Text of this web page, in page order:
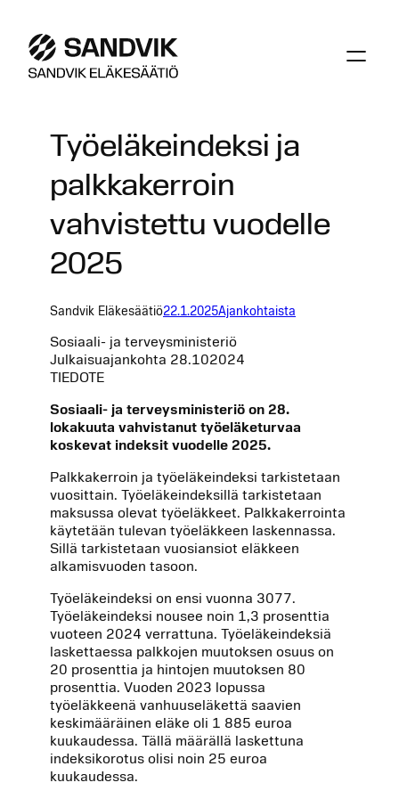
sisältöön
Työeläkeindeksi ja
palkkakerroin
vahvistettu vuodelle
2025
Sandvik Eläkesäätiö22.1.2025Ajankohtaista
Sosiaali- ja terveysministeriö
Julkaisuajankohta 28.102024
TIEDOTE
Sosiaali- ja terveysministeriö on 28.
lokakuuta vahvistanut työeläketurvaa
koskevat indeksit vuodelle 2025.
Palkkakerroin ja työeläkeindeksi tarkistetaan
vuosittain. Työeläkeindeksillä tarkistetaan
maksussa olevat työeläkkeet. Palkkakerrointa
käytetään tulevan työeläkkeen laskennassa.
Sillä tarkistetaan vuosiansiot eläkkeen
alkamisvuoden tasoon.
Työeläkeindeksi on ensi vuonna 3077.
Työeläkeindeksi nousee noin 1,3 prosenttia
vuoteen 2024 verrattuna. Työeläkeindeksiä
laskettaessa palkkojen muutoksen osuus on
20 prosenttia ja hintojen muutoksen 80
prosenttia. Vuoden 2023 lopussa
työeläkkeenä vanhuuseläkettä saavien
keskimääräinen eläke oli 1 885 euroa
kuukaudessa. Tällä määrällä laskettuna
indeksikorotus olisi noin 25 euroa
kuukaudessa.